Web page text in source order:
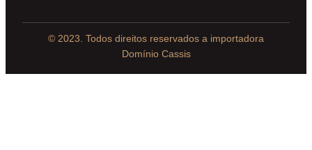
© 2023. Todos direitos reservados a importadora
Domínio Cassis